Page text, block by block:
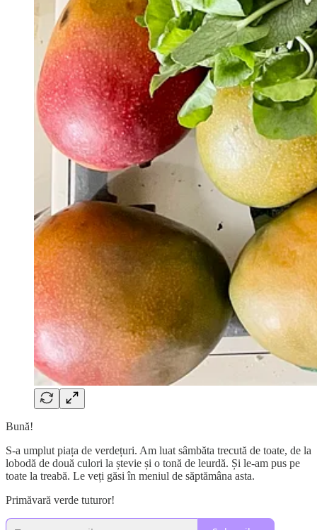
Bună!
S-a umplut piața de verdețuri. Am luat sâmbăta trecută de toate, de la
lobodă de două culori la ștevie și o tonă de leurdă. Și le-am pus pe
toate la treabă. Le veți găsi în meniul de săptămâna asta.
Primăvară verde tuturor!